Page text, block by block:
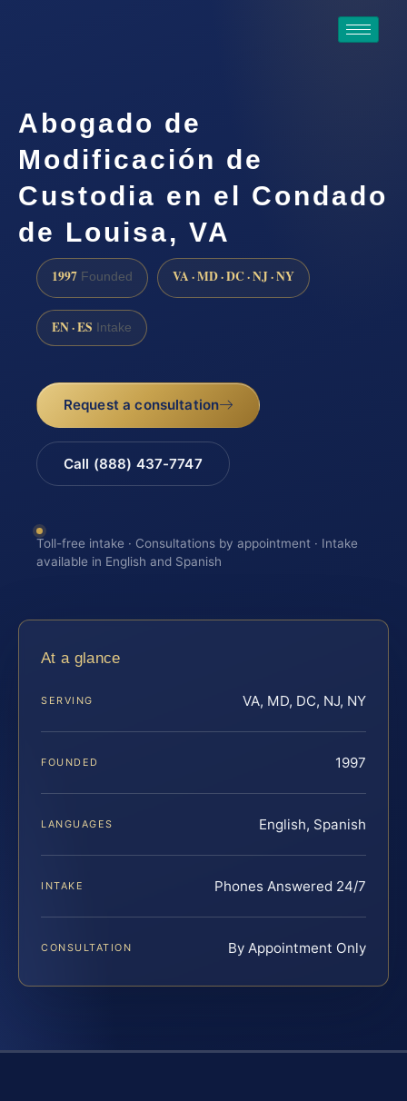
Abogado de
Modificación de
Custodia en el Condado
de Louisa, VA
1997 Founded VA · MD · DC · NJ · NY
EN · ES Intake
Request a consultation
Call (888) 437-7747
Toll-free intake · Consultations by appointment · Intake
available in English and Spanish
At a glance
SERVING VA, MD, DC, NJ, NY
FOUNDED 1997
LANGUAGES English, Spanish
INTAKE Phones Answered 24/7
CONSULTATION By Appointment Only